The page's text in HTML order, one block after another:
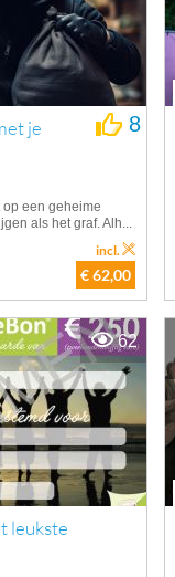
je
8
op een geheime
als het graf. Alh...
€ 62,00
incl.
leukste
62